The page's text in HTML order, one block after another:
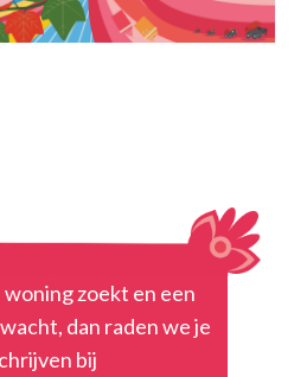
zoekt en een
dan raden we je
bij